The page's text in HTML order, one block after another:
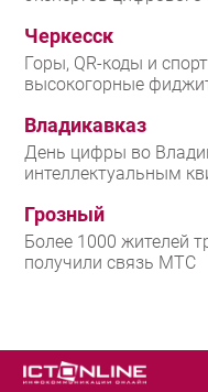
Черкесск
Горы, QR-коды и
высокогорные
Владикавказ
День цифры во
интеллектуальным
Грозный
Более 1000 жителей
получили связь МТС